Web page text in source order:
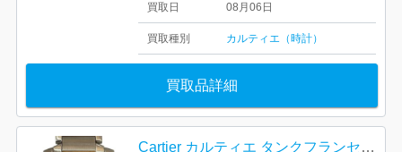
買取日 08月06日
買取種別 カルティエ（時計）
買取品詳細
Cartier カルティエ タンクフランセーズSM ブランド 腕時計